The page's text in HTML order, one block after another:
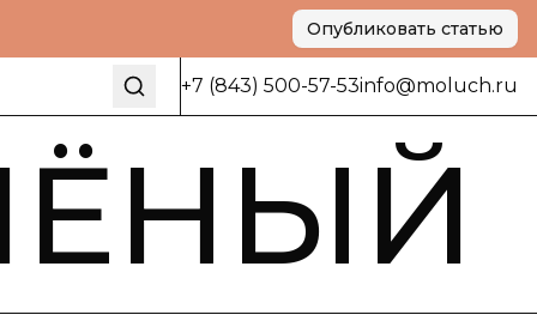
Опубликовать статью
+7 (843) 500-57-53info@moluch.ru